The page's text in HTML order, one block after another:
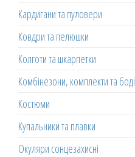
Кардигани та пуловери
Ковдри та пелюшки
Колготи та шкарпетки
Комбінезони, комплекти та боді
Костюми
Купальники та плавки
Окуляри сонцезахисні